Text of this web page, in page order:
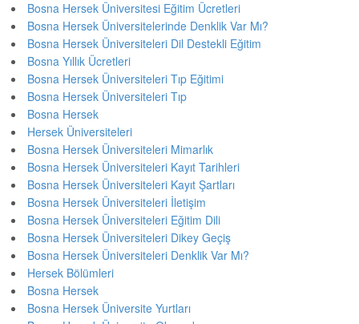
Bosna Hersek Üniversitesi Eğitim Ücretleri
Bosna Hersek Üniversitelerinde Denklik Var Mı?
Bosna Hersek Üniversiteleri Dil Destekli Eğitim
Bosna Yıllık Ücretleri
Bosna Hersek Üniversiteleri Tıp Eğitimi
Bosna Hersek Üniversiteleri Tıp
Bosna Hersek
Hersek Üniversiteleri
Bosna Hersek Üniversiteleri Mimarlık
Bosna Hersek Üniversiteleri Kayıt Tarihleri
Bosna Hersek Üniversiteleri Kayıt Şartları
Bosna Hersek Üniversiteleri İletişim
Bosna Hersek Üniversiteleri Eğitim Dili
Bosna Hersek Üniversiteleri Dikey Geçiş
Bosna Hersek Üniversiteleri Denklik Var Mı?
Hersek Bölümleri
Bosna Hersek
Bosna Hersek Üniversite Yurtları